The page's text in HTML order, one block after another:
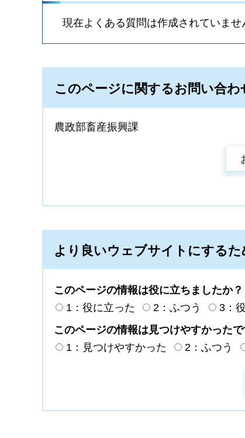
現在よくある質問は作成されていませ
このページに関するお問い合わ
農政部畜産振興課
より良いウェブサイトにする
このページの情報は役に立ちましたか？
1：役に立った
2：ふつう
3：
このページの情報は見つけやすかったで
1：見つけやすかった
2：ふつう